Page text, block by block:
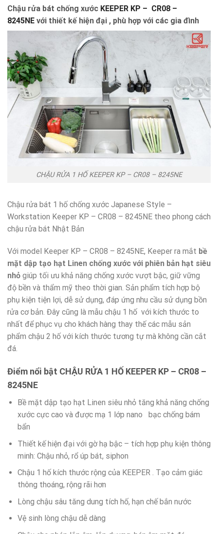
Chậu rửa bát chống xước KEEPER KP – CR08 –
8245NE với thiết kế hiện đại , phù hợp với các gia đình
CHẬU RỬA 1 HỐ KEEPER KP – CR08 – 8245NE
Chậu rửa bát 1 hố chống xước Japanese Style –
Workstation Keeper KP – CR08 – 8245NE theo phong cách
chậu rửa bát Nhật Bản
Với model Keeper KP – CR08 – 8245NE, Keeper ra mắt bề
mặt dập tạo hạt Linen chống xước với phiên bản hạt siêu
nhỏ giúp tối ưu khả năng chống xước vượt bậc, giữ vững
độ bền và thẩm mỹ theo thời gian. Sản phẩm tích hợp bộ
phụ kiện tiện lợi, dễ sử dụng, đáp ứng nhu cầu sử dụng bồn
rửa cơ bản. Đây cũng là mẫu chậu 1 hố với kích thước to
nhất để phục vụ cho khách hàng thay thế các mẫu sản
phẩm chậu 2 hố với kích thước tương tự mà không cần cắt
đá.
Điểm nổi bật CHẬU RỬA 1 HỐ KEEPER KP – CR08 –
8245NE
Bề mặt dập tạo hạt Linen siêu nhỏ tăng khả năng chống
xước cực cao và được mạ 1 lớp nano bạc chống bám
bẩn
Thiết kế hiện đại với gờ hạ bậc – tích hợp phụ kiện thông
minh: Chậu nhỏ, rổ úp bát, siphon
Chậu 1 hố kích thước rộng của KEEPER . Tạo cảm giác
thông thoáng, rộng rãi hơn
Lòng chậu sâu tăng dung tích hố, hạn chế bắn nước
Vệ sinh lòng chậu dễ dàng